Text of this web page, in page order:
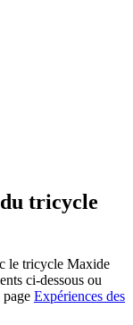
tricycle
le tricycle Maxide
ci-dessous ou
Expériences des